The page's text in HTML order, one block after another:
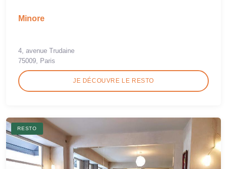
Minore
4, avenue Trudaine
75009, Paris
JE DÉCOUVRE LE RESTO
RESTO